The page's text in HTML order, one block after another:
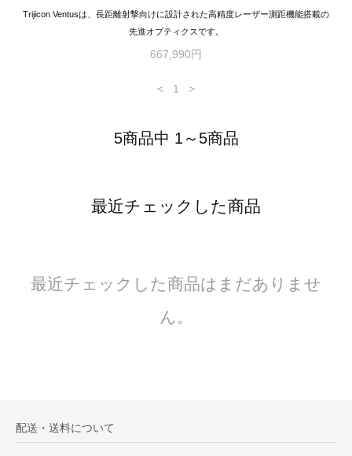
Trijicon Ventusは、長距離射撃向けに設計された高精度レーザー測距機能搭載の
先進オプティクスです。
667,990円
< 1 >
5商品中 1～5商品
最近チェックした商品
最近チェックした商品はまだありませ
ん。
配送・送料について